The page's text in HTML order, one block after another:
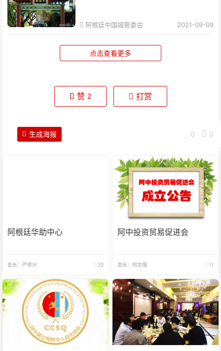
阿根廷中国城管委会 2021-09-09
点击查看更多
赞 2 打赏
0 0
生成海报
阿根廷华助中心
会长：严祥兴 20
阿中投资贸易促进会
会长：何文强 11